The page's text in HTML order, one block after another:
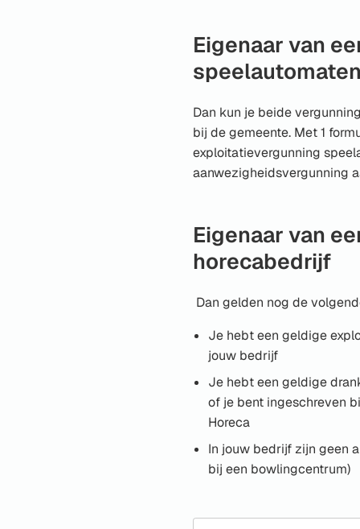
Eigenaar van
Dan kun je beide
bij de gemeente. Met 1
exploitatievergunning
aanwezigheidsvergunning
Eigenaar van
horecabedrijf
Dan gelden nog de
Je hebt een geldige
jouw bedrijf
Je hebt een geldige
of je bent ingeschreven
Horeca
In jouw bedrijf zijn geen
bij een bowlingcentrum)